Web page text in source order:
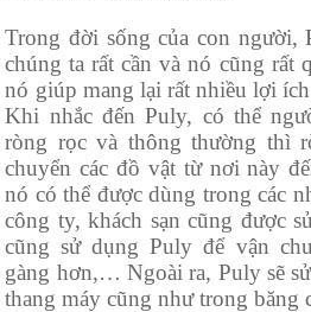
Trong đời sống của con người,
chúng ta rất cần và nó cũng rất
nó giúp mang lại rất nhiều lợi
Khi nhắc đến Puly, có thể
ròng rọc và thông thường thì
chuyển các đồ vật từ nơi này
nó có thể được dùng trong các
công ty, khách sạn cũng được
cũng sử dụng Puly để vận
gàng hơn,… Ngoài ra, Puly sẽ
thang máy cũng như trong băng